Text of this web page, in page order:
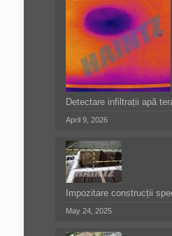
Detectare infiltrații apă
April 9, 2026
Impozitare construcții
May 24, 2025